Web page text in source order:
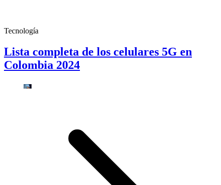
Tecnología
Lista completa de los celulares 5G en
Colombia 2024